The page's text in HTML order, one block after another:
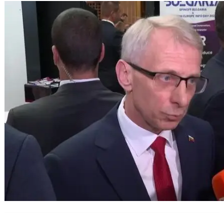
Изграждането на магистрала от
Русе до Велико Търново ще открие
нови перспективи за България